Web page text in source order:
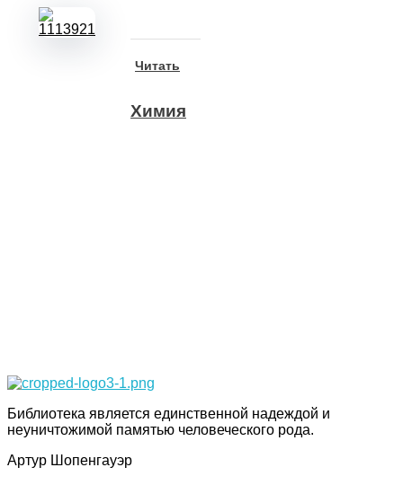
Химия
Читать
Библиотека КБГУ
Библиотека является единственной надеждой и
неуничтожимой памятью человеческого рода.
Артур Шопенгауэр